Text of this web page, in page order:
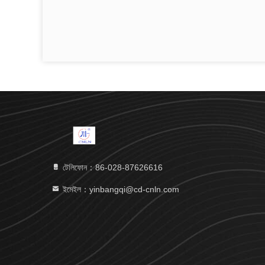
টেলিফোন：86-028-87626616
ইমেইল：yinbangqi@cd-cnln.com